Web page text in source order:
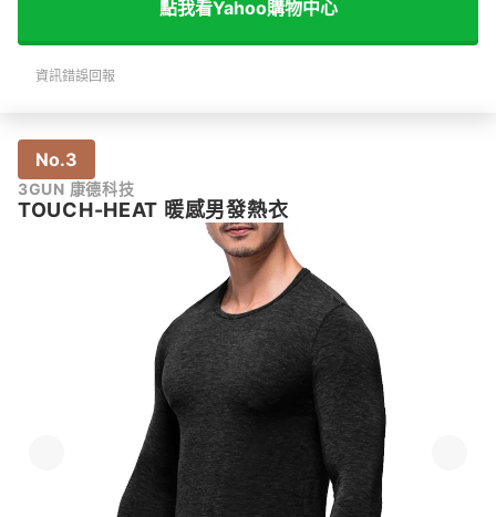
點我看Yahoo購物中心
資訊錯誤回報
No.3
3GUN 康德科技
TOUCH-HEAT 暖感男發熱衣